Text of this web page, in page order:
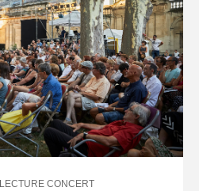
LECTURE CONCERT